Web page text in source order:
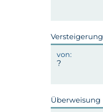
Versteigerung
Überweisung